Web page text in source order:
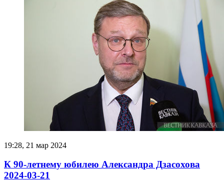
19:28, 21 мар 2024
К 90-летнему юбилею Александра Дзасохова
2024-03-21